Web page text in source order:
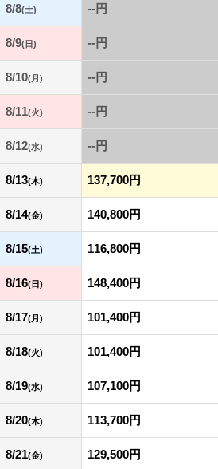
8/8(土) --円
8/9(日) --円
8/10(月) --円
8/11(火) --円
8/12(水) --円
8/13(木) 137,700円
8/14(金) 140,800円
8/15(土) 116,800円
8/16(日) 148,400円
8/17(月) 101,400円
8/18(火) 101,400円
8/19(水) 107,100円
8/20(木) 113,700円
8/21(金) 129,500円